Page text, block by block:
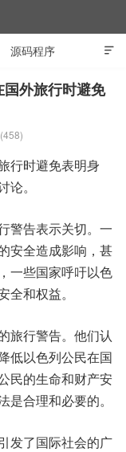

源码程序
外旅行时避免
行时避免表明身
。
警告表示关切。一
安全造成影响，甚
一些国家呼吁以色
和权益。
旅行警告。他们认
低以色列公民在国
民的生命和财产安
合理和必要的。
发了国际社会的广